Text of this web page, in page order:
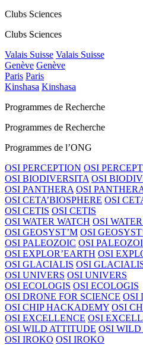
Clubs Sciences
Clubs Sciences
Valais Suisse Valais Suisse
Genève Genève
Paris Paris
Kinshasa Kinshasa
Programmes de Recherche
Programmes de Recherche
Programmes de l’ONG
OSI PERCEPTION OSI
OSI BIODIVERSITA OSI
OSI PANTHERA OSI
OSI CETA’BIOSPHERE OSI
OSI CETIS OSI CETIS
OSI WATER WATCH OSI
OSI GEOSYST’M OSI
OSI PALEOZOIC OSI
OSI EXPLOR’EARTH OSI
OSI GLACIALIS OSI
OSI UNIVERS OSI UNIVERS
OSI ECOLOGIS OSI ECOLOGIS
OSI DRONE FOR SCIENCE OSI
OSI CHIP HACKADEMY OSI
OSI EXCELLENCE OSI
OSI WILD ATTITUDE OSI
OSI IROKO OSI IROKO